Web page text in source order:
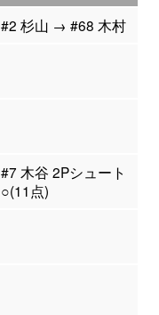
#2 杉山 → #68 木村
#7 木谷 2Pシュート
○(11点)